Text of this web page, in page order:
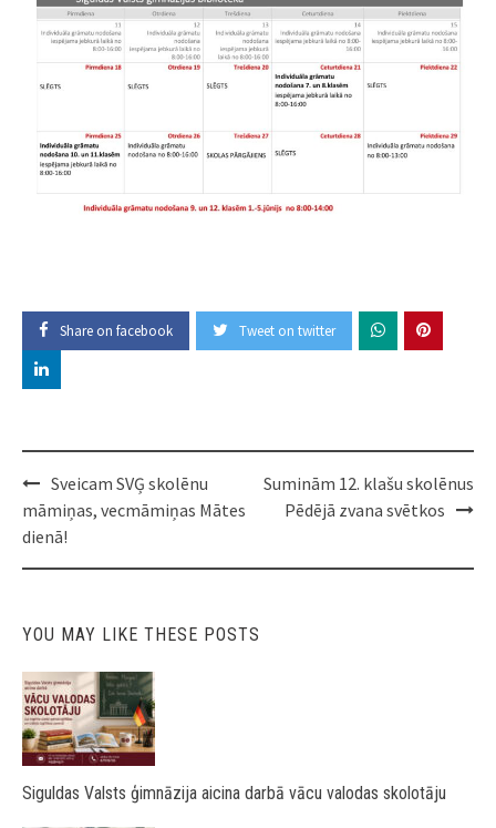
Share on facebook Tweet on twitter
Post
navigation
Sveicam SVĢ skolēnu
māmiņas, vecmāmiņas Mātes
dienā!
Suminām 12. klašu skolēnus
Pēdējā zvana svētkos
YOU MAY LIKE THESE POSTS
Siguldas Valsts ģimnāzija aicina darbā vācu valodas skolotāju